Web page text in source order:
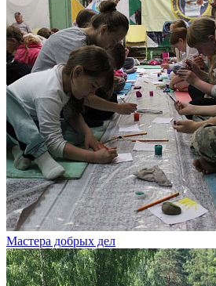
Мастера добрых дел